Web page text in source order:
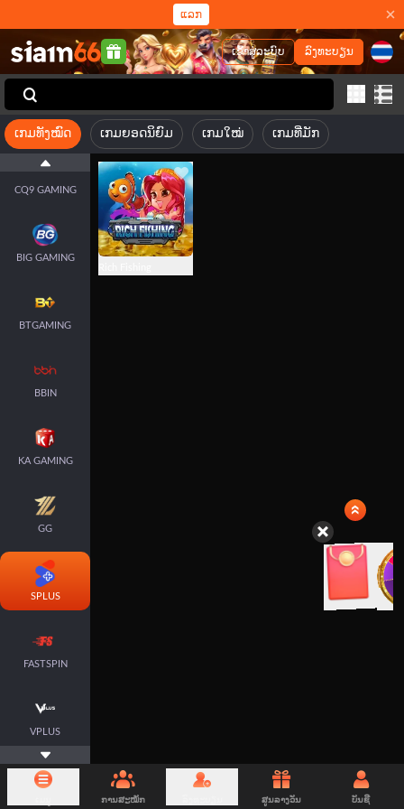
ແລກ
ລົງທະບຽນ
ເຂົ້າສູ່ລະບົບ
ເກມທັງໝົດ ເກມຍອດນິຍົມ ເກມໃໝ່ ເກມທີ່ມັກ
JILI
FACHAI
CQ9 GAMING
BIG GAMING
BTGAMING
BBIN
KA GAMING
GG
SPLUS
FASTSPIN
VPLUS
ການສະໝັກ ສູນລາງວັນ ບັນຊີ